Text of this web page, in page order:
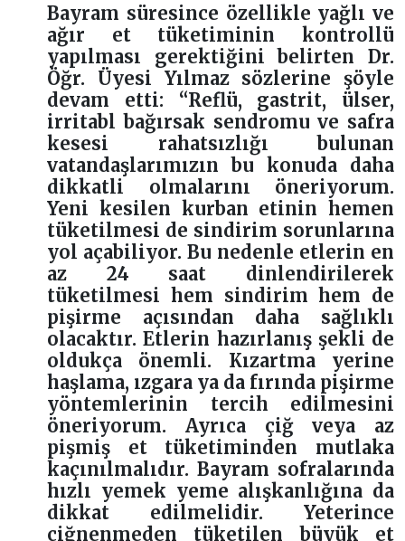
Bayram süresince özellikle yağlı ve
ağır et tüketiminin kontrollü
yapılması gerektiğini belirten Dr.
Öğr. Üyesi Yılmaz sözlerine şöyle
devam etti: “Reflü, gastrit, ülser,
irritabl bağırsak sendromu ve safra
kesesi rahatsızlığı bulunan
vatandaşlarımızın bu konuda daha
dikkatli olmalarını öneriyorum.
Yeni kesilen kurban etinin hemen
tüketilmesi de sindirim sorunlarına
yol açabiliyor. Bu nedenle etlerin en
az 24 saat dinlendirilerek
tüketilmesi hem sindirim hem de
pişirme açısından daha sağlıklı
olacaktır. Etlerin hazırlanış şekli de
oldukça önemli. Kızartma yerine
haşlama, ızgara ya da fırında pişirme
yöntemlerinin tercih edilmesini
öneriyorum. Ayrıca çiğ veya az
pişmiş et tüketiminden mutlaka
kaçınılmalıdır. Bayram sofralarında
hızlı yemek yeme alışkanlığına da
dikkat edilmelidir. Yeterince
çiğnenmeden tüketilen büyük et